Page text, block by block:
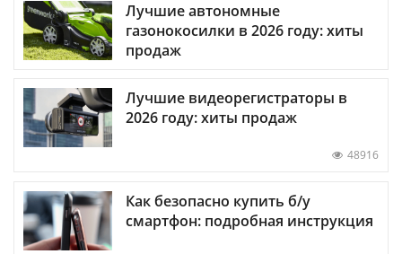
Лучшие автономные
газонокосилки в 2026 году: хиты
продаж
Лучшие видеорегистраторы в
2026 году: хиты продаж
48916
Как безопасно купить б/у
смартфон: подробная инструкция